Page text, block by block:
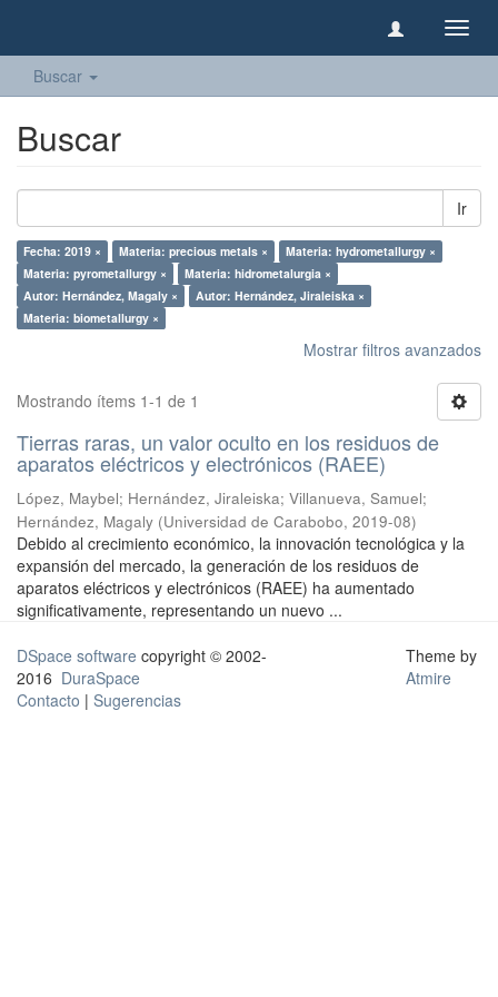
Buscar
Buscar
Ir
Fecha: 2019 × Materia: precious metals ×
Materia: hydrometallurgy ×
Materia: pyrometallurgy ×
Materia: hidrometalurgia ×
Autor: Hernández, Magaly ×
Autor: Hernández, Jiraleiska ×
Materia: biometallurgy ×
Mostrar filtros avanzados
Mostrando ítems 1-1 de 1
Tierras raras, un valor oculto en los residuos de
aparatos eléctricos y electrónicos (RAEE)
López, Maybel; Hernández, Jiraleiska; Villanueva, Samuel;
Hernández, Magaly (Universidad de Carabobo, 2019-08)
Debido al crecimiento económico, la innovación tecnológica y la
expansión del mercado, la generación de los residuos de
aparatos eléctricos y electrónicos (RAEE) ha aumentado
significativamente, representando un nuevo ...
DSpace software copyright © 2002-
2016 DuraSpace
Contacto | Sugerencias
Theme by
Atmire